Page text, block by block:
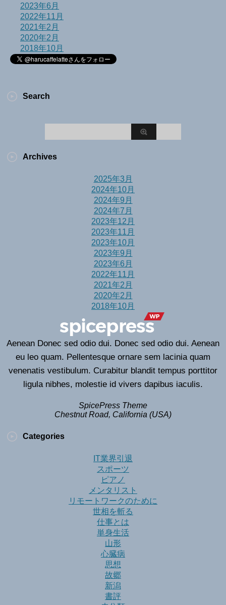
2023年6月
2022年11月
2021年2月
2020年2月
2018年10月
Search
Archives
2025年3月
2024年10月
2024年9月
2024年7月
2023年12月
2023年11月
2023年10月
2023年9月
2023年6月
2022年11月
2021年2月
2020年2月
2018年10月
Aenean Donec sed odio dui. Donec sed odio dui. Aenean
eu leo quam. Pellentesque ornare sem lacinia quam
venenatis vestibulum. Curabitur blandit tempus porttitor
ligula nibhes, molestie id vivers dapibus iaculis.
SpicePress Theme
Chestnut Road, California (USA)
Categories
IT業界引退
スポーツ
ピアノ
メンタリスト
リモートワークのために
世相を斬る
仕事とは
単身生活
山形
心臓病
思想
故郷
新潟
書評